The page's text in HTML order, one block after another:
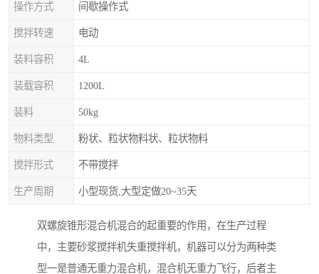
操作方式 间歇操作式
搅拌转速 电动
装料容积 4L
装载容积 1200L
装料 50kg
物料类型 粉状、粒状物料状、粒状物料
搅拌形式 不带搅拌
生产周期 小型现货,大型定做20~35天
双螺旋锥形混合机混合的起重要的作用，在生产过程
中，主要砂浆搅拌机失重搅拌机，机器可以分为两种类
型一是普通无重力混合机，混合机无重力飞行，后者主